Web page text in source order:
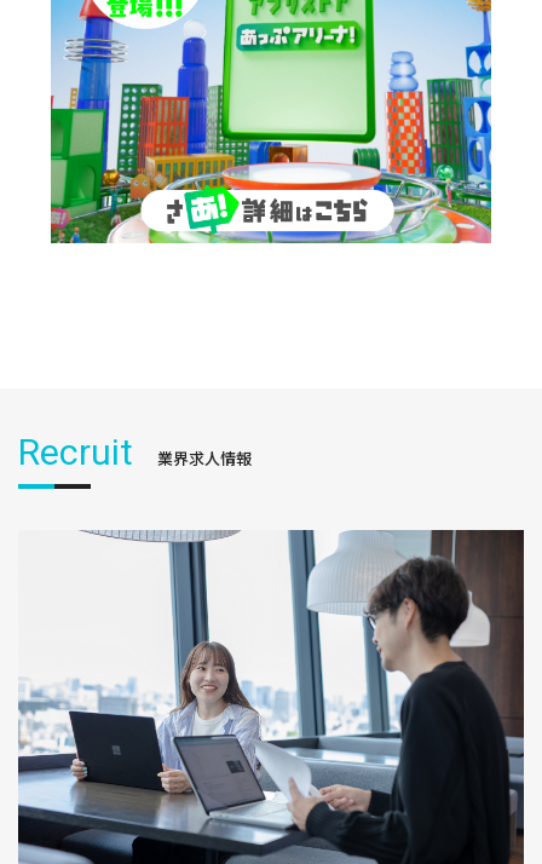
Recruit 業界求人情報